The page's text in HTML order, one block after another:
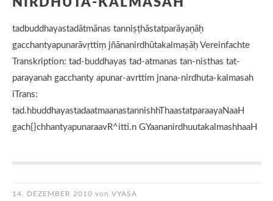
tadbuddhayastadātmānas tanniṣṭhāstatparāyaṇāḥ
gacchantyapunarāvṛttiṃ jñānanirdhūtakalmaṣāḥ Vereinfachte
Transkription: tad-buddhayas tad-atmanas tan-nisthas tat-
parayanah gacchanty apunar-avrttim jnana-nirdhuta-kalmasah
iTrans:
tad.hbuddhayastadaatmaanastannishhThaastatparaayaNaaH
gach{}chhantyapunaraavR^itti.n GYaananirdhuutakalmashhaaH
14. DEZEMBER 2010 von VYASA